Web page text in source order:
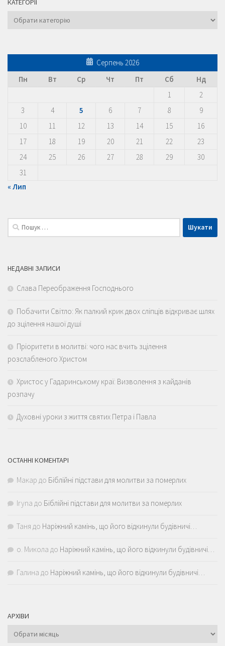
КАТЕГОРІЇ
Категорії
Серпень 2026
Пн
Вт Ср Чт Пт Сб
Нд
1
2
3
4 5 6 7 8
9
10
11 12 13 14 15
16
17
18 19 20 21 22
23
24
25 26 27 28 29
30
31
« Лип
Пошук:
НЕДАВНІ ЗАПИСИ
Слава Переображення Господнього
Побачити Світло: Як палкий крик двох сліпців відкриває шлях
до зцілення нашої душі
Пріоритети в молитві: чого нас вчить зцілення
розслабленого Христом
Христос у Гадаринському краї: Визволення з кайданів
розпачу
Духовні уроки з життя святих Петра і Павла
ОСТАННІ КОМЕНТАРІ
Макар до Біблійні підстави для молитви за померлих
Iryna до Біблійні підстави для молитви за померлих
Таня до Наріжний камінь, що його відкинули будівничі…
о. Микола до Наріжний камінь, що його відкинули будівничі…
Галина до Наріжний камінь, що його відкинули будівничі…
АРХІВИ
Архіви